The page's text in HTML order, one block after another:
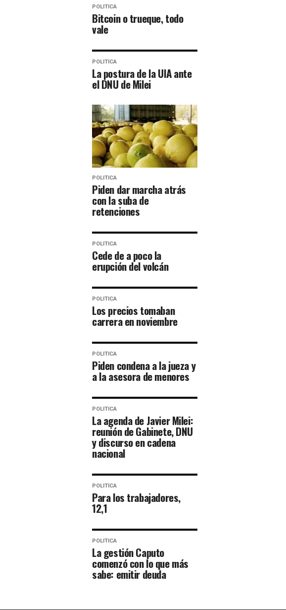
POLITICA
Bitcoin o trueque, todo
vale
POLITICA
La postura de la UIA ante
el DNU de Milei
POLITICA
Piden dar marcha atrás
con la suba de
retenciones
POLITICA
Cede de a poco la
erupción del volcán
POLITICA
Los precios tomaban
carrera en noviembre
POLITICA
Piden condena a la jueza y
a la asesora de menores
POLITICA
La agenda de Javier Milei:
reunión de Gabinete, DNU
y discurso en cadena
nacional
POLITICA
Para los trabajadores,
12,1
POLITICA
La gestión Caputo
comenzó con lo que más
sabe: emitir deuda